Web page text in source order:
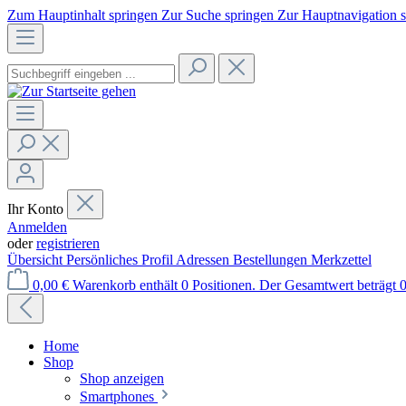
Zum Hauptinhalt springen Zur Suche springen Zur Hauptnavigation
Ihr Konto
Anmelden
oderregistrieren
Übersicht Persönliches Profil Adressen Bestellungen Merkzettel
0,00 € Warenkorb enthält 0 Positionen. Der Gesamtwert beträgt
Home
Shop
Shop anzeigen
Smartphones